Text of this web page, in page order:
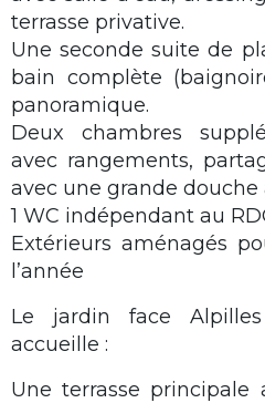
terrasse privative.
Une seconde suite de
bain complète
panoramique.
Deux chambres
avec rangements,
avec une grande douche
1 WC indépendant au
Extérieurs aménagés
l’année
Le jardin face
accueille :
Une terrasse principale